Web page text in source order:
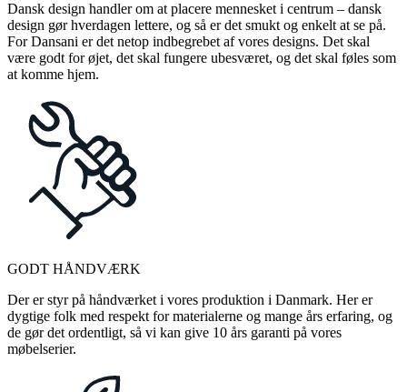
Dansk design handler om at placere mennesket i centrum – dansk
design gør hverdagen lettere, og så er det smukt og enkelt at se på.
For Dansani er det netop indbegrebet af vores designs. Det skal
være godt for øjet, det skal fungere ubesværet, og det skal føles som
at komme hjem.
GODT HÅNDVÆRK
Der er styr på håndværket i vores produktion i Danmark. Her er
dygtige folk med respekt for materialerne og mange års erfaring, og
de gør det ordentligt, så vi kan give 10 års garanti på vores
møbelserier.